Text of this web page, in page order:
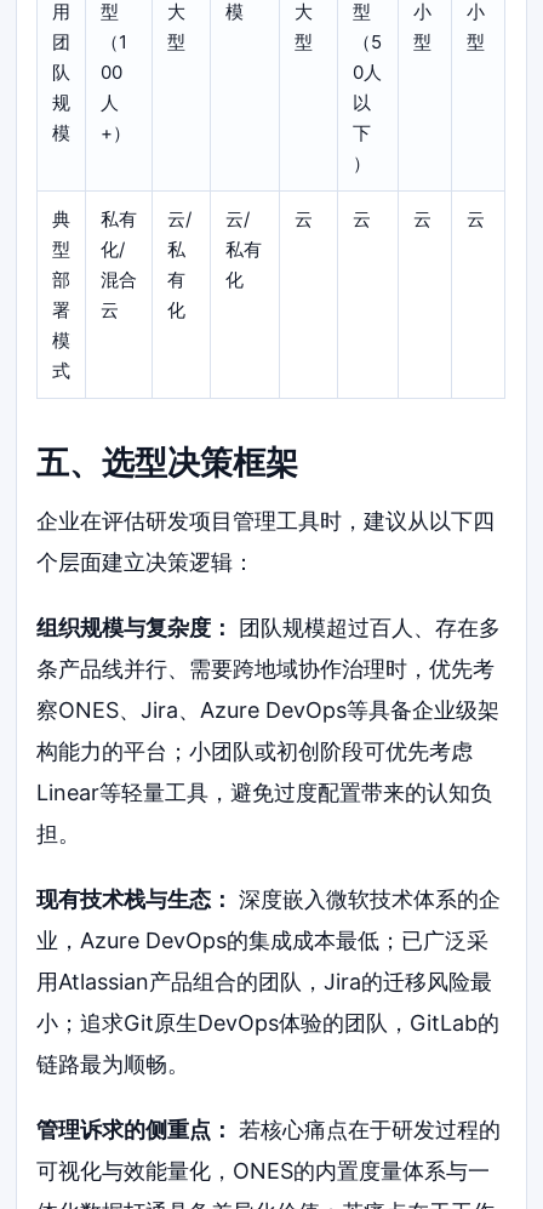
用
团
队
规
模
型
（1
00
人
+）
大
型
模
大
型
型
（5
0人
以
下
）
小
型
小
型
典
型
部
署
模
式
私有
化/
混合
云
云/
私
有
化
云/
私有
化
云 云 云 云
五、选型决策框架
企业在评估研发项目管理工具时，建议从以下四
个层面建立决策逻辑：
组织规模与复杂度：
团队规模超过百人、存在多
条产品线并行、需要跨地域协作治理时，优先考
察ONES、Jira、Azure DevOps等具备企业级架
构能力的平台；小团队或初创阶段可优先考虑
Linear等轻量工具，避免过度配置带来的认知负
担。
现有技术栈与生态： 深度嵌入微软技术体系的企
业，Azure DevOps的集成成本最低；已广泛采
用Atlassian产品组合的团队，Jira的迁移风险最
小；追求Git原生DevOps体验的团队，GitLab的
链路最为顺畅。
管理诉求的侧重点：
若核心痛点在于研发过程的
可视化与效能量化，ONES的内置度量体系与一